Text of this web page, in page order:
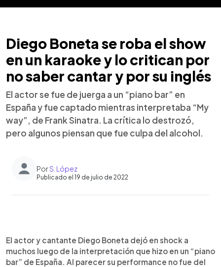
Diego Boneta se roba el show
en un karaoke y lo critican por
no saber cantar y por su inglés
El actor se fue de juerga a un “piano bar” en
España y fue captado mientras interpretaba “My
way”, de Frank Sinatra. La crítica lo destrozó,
pero algunos piensan que fue culpa del alcohol.
PorS. López
Publicado el 19 de julio de 2022
Escuchar artículo
El actor y cantante Diego Boneta dejó en shock a
muchos luego de la interpretación que hizo en un “piano
bar” de España. Al parecer su performance no fue del